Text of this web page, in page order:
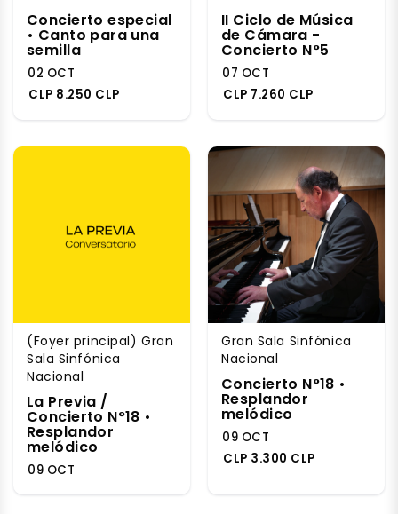
Concierto especial
• Canto para una
semilla
02 OCT
CLP 8.250 CLP
II Ciclo de Música
de Cámara -
Concierto N°5
07 OCT
CLP 7.260 CLP
(Foyer principal) Gran
Sala Sinfónica
Nacional
La Previa /
Concierto N°18 •
Resplandor
melódico
09 OCT
Gran Sala Sinfónica
Nacional
Concierto N°18 •
Resplandor
melódico
09 OCT
CLP 3.300 CLP